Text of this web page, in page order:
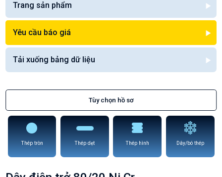
Trang sản phẩm
Yêu cầu báo giá
Tải xuống bảng dữ liệu
Tùy chọn hồ sơ
Thép tròn Thép dẹt Thép hình Dây/bó thép